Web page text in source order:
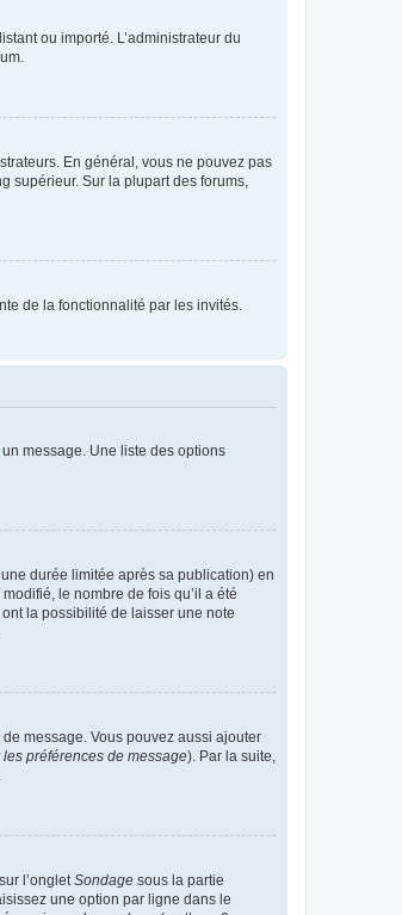
ou importé. L’administrateur du
En général, vous ne pouvez pas
supérieur. Sur la plupart des forums,
de la fonctionnalité par les invités.
message. Une liste des options
durée limitée après sa publication) en
le nombre de fois qu’il a été
la possibilité de laisser une note
message. Vous pouvez aussi ajouter
préférences de message). Par la suite,
l’ongletSondage sous la partie
une option par ligne dans le